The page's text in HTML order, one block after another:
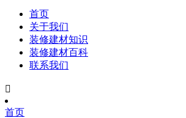
首页
关于我们
装修建材知识
装修建材百科
联系我们

首页